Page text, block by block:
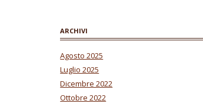
ARCHIVI
Agosto 2025
Luglio 2025
Dicembre 2022
Ottobre 2022